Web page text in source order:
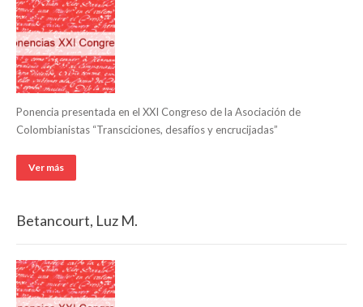
Ponencia presentada en el XXI Congreso de la Asociación de
Colombianistas “Transciciones, desafíos y encrucijadas”
Ver más
Betancourt, Luz M.